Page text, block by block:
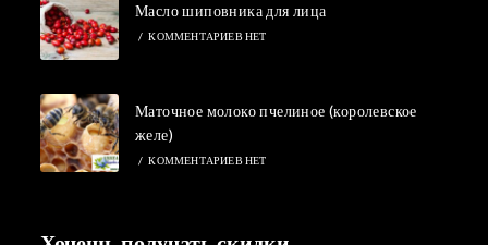
Масло шиповника для лица
/ КОММЕНТАРИЕВ НЕТ
Маточное молоко пчелиное (королевское
желе)
/ КОММЕНТАРИЕВ НЕТ